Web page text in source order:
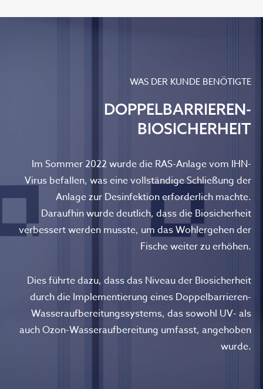
WAS DER KUNDE BENÖTIGTE
DOPPELBARRIEREN-
BIOSICHERHEIT
Im Sommer 2022 wurde die RAS-Anlage vom IHN-
Virus befallen, was eine vollständige Schließung der
Anlage zur Desinfektion erforderlich machte.
Daraufhin wurde deutlich, dass die Biosicherheit
verbessert werden musste, um das Wohlergehen der
Fische weiter zu erhöhen.
Dies führte dazu, dass das Niveau der Biosicherheit
durch die Implementierung eines Doppelbarrieren-
Wasseraufbereitungssystems, das sowohl UV- als
auch Ozon-Wasseraufbereitung umfasst, angehoben
wurde.